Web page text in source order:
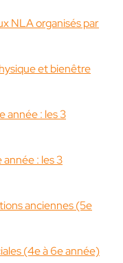
NLA organisés par
et bienêtre
année : les 3
: les 3
anciennes (5e
(4e à 6e année)